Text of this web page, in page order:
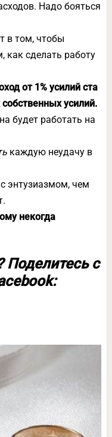
Надо бояться
в том, чтобы
сделать работу
от 1% усилий ста
усилий.
будет работать на
каждую неудачу в
энтузиазмом, чем
некогда
Поделитесь с